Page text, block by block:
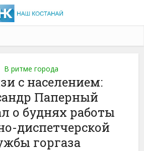
В ритме города
с населением:
Паперный
о буднях работы
диспетчерской
горгаза